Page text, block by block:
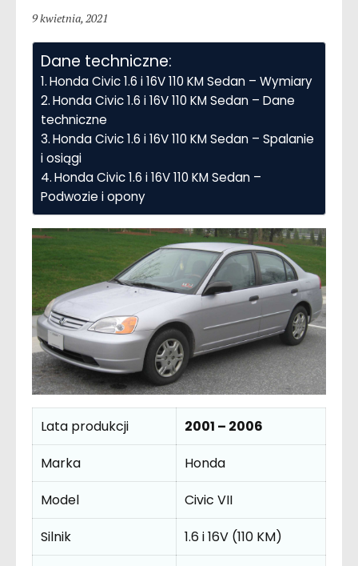
9 kwietnia, 2021
Dane techniczne:
Honda Civic 1.6 i 16V 110 KM Sedan – Wymiary
Honda Civic 1.6 i 16V 110 KM Sedan – Dane
techniczne
Honda Civic 1.6 i 16V 110 KM Sedan – Spalanie
i osiągi
Honda Civic 1.6 i 16V 110 KM Sedan –
Podwozie i opony
Lata produkcji
2001 – 2006
Marka
Honda
Model
Civic VII
Silnik
1.6 i 16V (110 KM)